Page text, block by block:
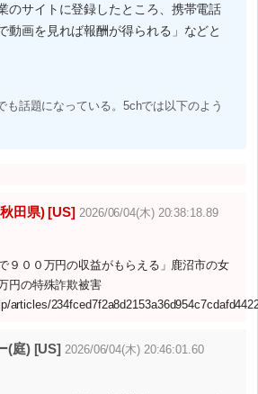
のサイトに登録したところ、携帯電話
動画を見れば報酬が得られる」などと
も話題になっている。5chでは以下のよう
田県) [US] 2026/06/04(木) 20:38:18.89
９００万円の収益がもらえる」鹿沼市の女
円の特殊詐欺被害
articles/
(庭) [US] 2026/06/04(木) 20:46:01.60